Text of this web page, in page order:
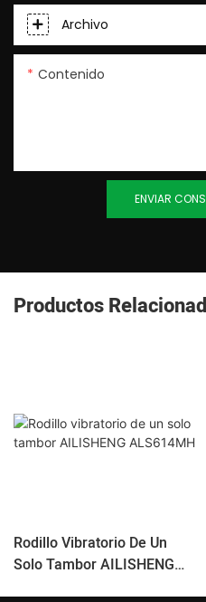
Archivo
Contenido
ENVIAR
Productos
Rodillo Vibratorio De Un
Solo Tambor AILISHENG